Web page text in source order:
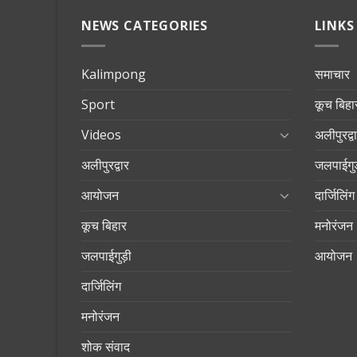
NEWS CATEGORIES
Kalimpong
Sport
Videos
अलीपुरद्वार
आयोजन
कूच बिहार
जलपाईगुड़ी
दार्जिलिंग
मनोरंजन
शोक संवाद
LINKS
समाचार
कूच
दार्जिलिंग
मनोरंजन
आयोजन